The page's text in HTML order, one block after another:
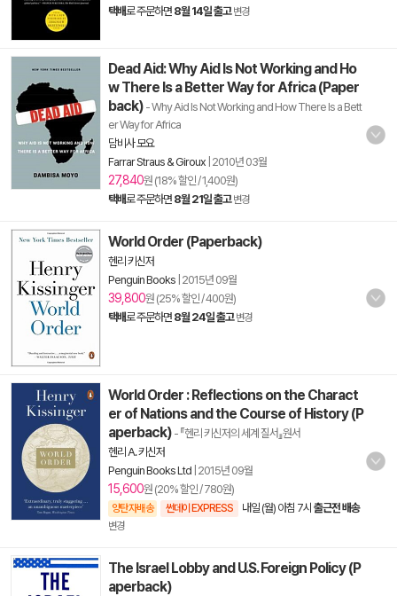
택배로 주문하면 8월 14일 출고 변경
Dead Aid: Why Aid Is Not Working and Ho
w There Is a Better Way for Africa (Paper
back) - Why Aid Is Not Working and How There Is a Bett
er Way for Africa
담비사 모요
Farrar Straus & Giroux 2010년 03월
27,840원 (18% 할인 / 1,400원)
택배로 주문하면 8월 21일 출고 변경
World Order (Paperback)
헨리 키신저
Penguin Books 2015년 09월
39,800원 (25% 할인 / 400원)
택배로 주문하면 8월 24일 출고 변경
World Order : Reflections on the Charact
er of Nations and the Course of History (P
aperback) - 『헨리 키신저의 세계 질서』원서
헨리 A. 키신저
Penguin Books Ltd 2015년 09월
15,600원 (20% 할인 / 780원)
양탄자배송 썬데이 EXPRESS 내일 (월) 아침 7시 출근전 배송
변경
The Israel Lobby and U.S. Foreign Policy (P
aperback)